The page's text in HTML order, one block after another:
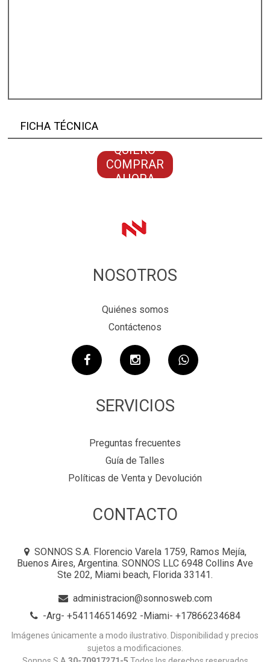
FICHA TÉCNICA
QUIERO
COMPRAR
AHORA
NOSOTROS
Quiénes somos
Contáctenos
SERVICIOS
Preguntas frecuentes
Guía de Talles
Políticas de Venta y Devolución
CONTACTO
SONNOS S.A. Florencio Varela 1759, Ramos Mejía,
Buenos Aires, Argentina. SONNOS LLC 6948 Collins Ave
Ste 202, Miami beach, Florida 33141.
administracion@sonnosweb.com
-Arg- +541146514692 -Miami- +17866234684
Imágenes únicamente a modo ilustrativo. Disponibilidad y precios
sujetos a modificaciones.